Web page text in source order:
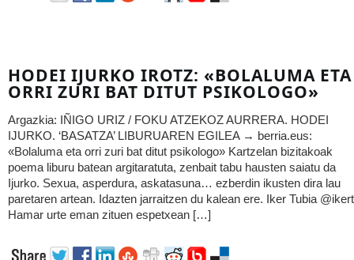
HODEI IJURKO IROTZ: «BOLALUMA ETA
ORRI ZURI BAT DITUT PSIKOLOGO»
Argazkia: IÑIGO URIZ / FOKU ATZEKOZ AURRERA. HODEI
IJURKO. ‘BASATZA’ LIBURUAREN EGILEA → berria.eus:
«Bolaluma eta orri zuri bat ditut psikologo» Kartzelan bizitakoak
poema liburu batean argitaratuta, zenbait tabu hausten saiatu da
Ijurko. Sexua, asperdura, askatasuna… ezberdin ikusten dira lau
paretaren artean. Idazten jarraitzen du kalean ere. Iker Tubia
Hamar urte eman zituen espetxean […]